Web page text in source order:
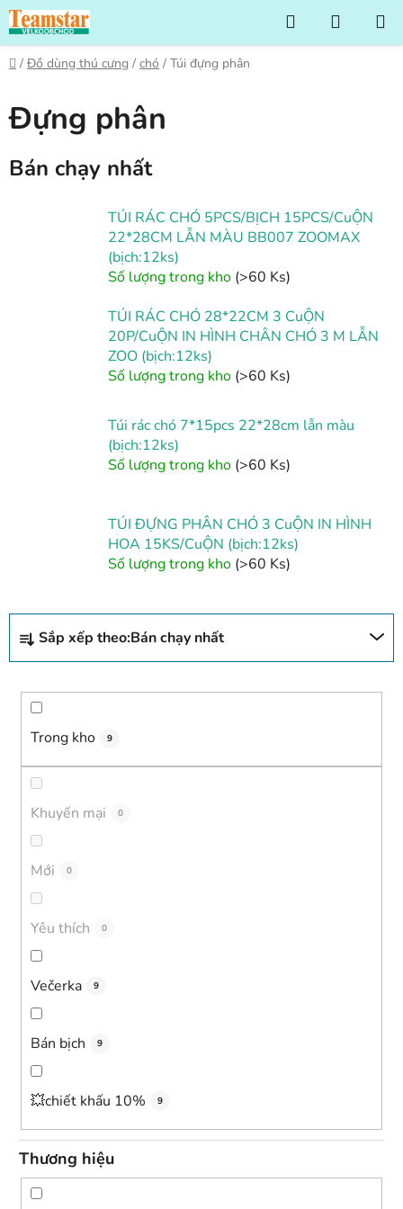
Chuyển
qua
phần
nội
kiếm HÀNG
Trang
/ Đồ dùng thú cưng / chó / Túi đựng phân
Đựng phân
Bán chạy nhất
TÚI RÁC CHÓ 5PCS/BỊCH 15PCS/CuỘN
22*28CM LẪN MÀU BB007 ZOOMAX
(bịch:12ks)
Số lượng trong kho (>60 Ks)
TÚI RÁC CHÓ 28*22CM 3 CuỘN
20P/CuỘN IN HÌNH CHÂN CHÓ 3 M LẪN
ZOO (bịch:12ks)
Số lượng trong kho (>60 Ks)
Túi rác chó 7*15pcs 22*28cm lẫn màu
(bịch:12ks)
Số lượng trong kho (>60 Ks)
TÚI ĐỰNG PHÂN CHÓ 3 CuỘN IN HÌNH
HOA 15KS/CuỘN (bịch:12ks)
Số lượng trong kho (>60 Ks)
P
h
â
Sắp xếp theo:Bán chạy nhất
Trong kho 9
Khuyến mại 0
Mới 0
Yêu thích 0
Večerka 9
Bán bịch 9
💥chiết khấu 10% 9
Thương hiệu